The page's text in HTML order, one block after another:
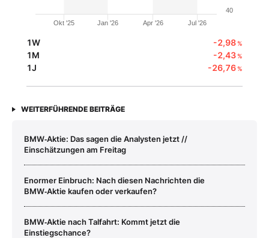
Okt '25 Jan '26 Apr '26 Jul '26
40
1W -2,98%
1M -2,43%
1J -26,76%
WEITERFÜHRENDE BEITRÄGE
BMW‑Aktie: Das sagen die Analysten jetzt //
Einschätzungen am Freitag
Enormer Einbruch: Nach diesen Nachrichten die
BMW‑Aktie kaufen oder verkaufen?
BMW‑Aktie nach Talfahrt: Kommt jetzt die
Einstiegschance?